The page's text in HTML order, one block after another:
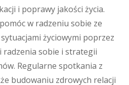
i poprawy jakości życia.
w radzeniu sobie ze
życiowymi poprzez
sobie i strategii
Regularne spotkania z
budowaniu zdrowych relacji